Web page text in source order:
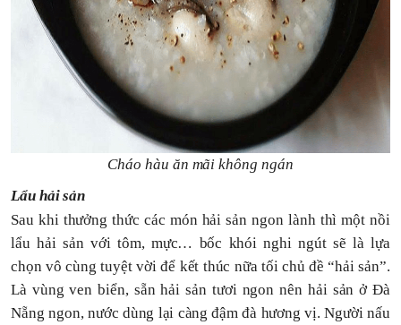
Cháo hàu ăn mãi không ngán
Lẩu hải sản
Sau khi thưởng thức các món hải sản ngon lành thì một nồi
lẩu hải sản với tôm, mực… bốc khói nghi ngút sẽ là lựa
chọn vô cùng tuyệt vời để kết thúc nữa tối chủ đề “hải sản”.
Là vùng ven biển, sẵn hải sản tươi ngon nên hải sản ở Đà
Nẵng ngon, nước dùng lại càng đậm đà hương vị. Người nấu